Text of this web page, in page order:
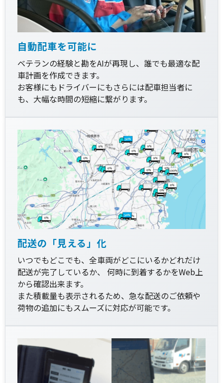
自動配車を可能に
ベテランの経験と勘をAIが再現し、誰でも最適な配
車計画を作成できます。
お客様にもドライバーにもさらには配車担当者に
も、大幅な時間の短縮に繋がります。
配送の「見える」化
いつでもどこでも、全車両がどこにいるかどれだけ
配送が完了しているか、 何時に到着するかをWeb上
から確認出来ます。
また積載量も表示されるため、急な配送のご依頼や
荷物の追加にもスムーズに対応が可能です。